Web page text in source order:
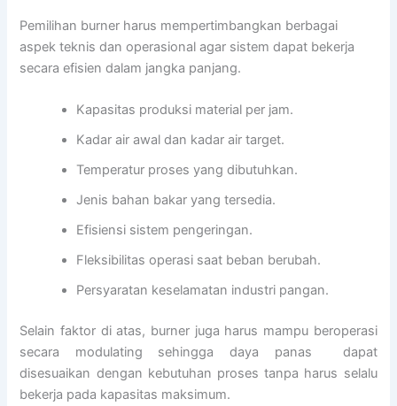
Pemilihan burner harus mempertimbangkan berbagai
aspek teknis dan operasional agar sistem dapat bekerja
secara efisien dalam jangka panjang.
Kapasitas produksi material per jam.
Kadar air awal dan kadar air target.
Temperatur proses yang dibutuhkan.
Jenis bahan bakar yang tersedia.
Efisiensi sistem pengeringan.
Fleksibilitas operasi saat beban berubah.
Persyaratan keselamatan industri pangan.
Selain faktor di atas, burner juga harus mampu beroperasi
secara modulating sehingga daya panas dapat
disesuaikan dengan kebutuhan proses tanpa harus selalu
bekerja pada kapasitas maksimum.